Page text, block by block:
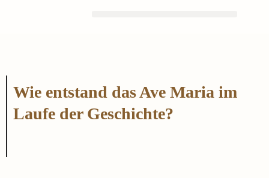
Wie entstand das Ave Maria im
Laufe der Geschichte?